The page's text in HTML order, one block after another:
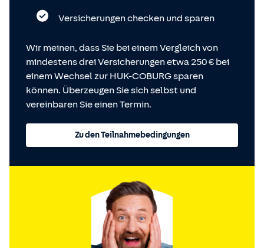
Versicherungen checken und sparen
Wir meinen, dass Sie bei einem Vergleich von
mindestens drei Versicherungen etwa 250 € bei
einem Wechsel zur HUK-COBURG sparen
können. Überzeugen Sie sich selbst und
vereinbaren Sie einen Termin.
Zu den Teilnahmebedingungen